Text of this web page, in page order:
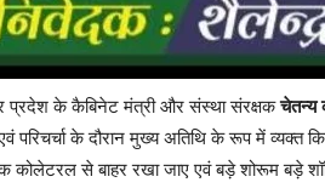
प्रदेश के कैबिनेट मंत्री और संस्था संरक्षकचेतन्य
परिचर्चा के दौरान मुख्य अतिथि के रूप में व्यक्त
कोलेटरल से बाहर रखा जाए एवं बड़े शोरूम बड़े
आंखों देखी : 40 मिनट में सब कुछ
एनएसयूआई ने
Hemant Bhatt Aug 4, 2026